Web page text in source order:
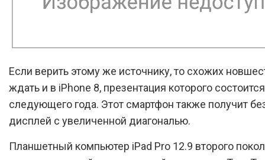
Если верить этому же источнику, то схожих
ждать и в iPhone 8, презентация которого
следующего года. Этот смартфон также получит
дисплей с увеличенной диагональю.
Планшетный компьютер iPad Pro 12.9 второго